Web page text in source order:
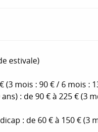
estivale)
mois : 90 € / 6 mois :
: de 90 € à 225 € (3
: de 60 € à 150 € (3